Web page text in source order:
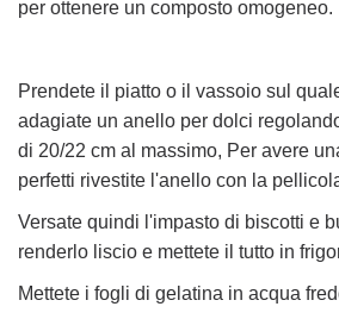
per ottenere un composto omogeneo.
Prendete il piatto o il vassoio sul
adagiate un anello per dolci
di 20/22 cm al massimo, Per avere
perfetti rivestite l'anello con la
Versate quindi l'impasto di biscotti e
renderlo liscio e mettete il tutto in
Mettete i fogli di gelatina in acqua